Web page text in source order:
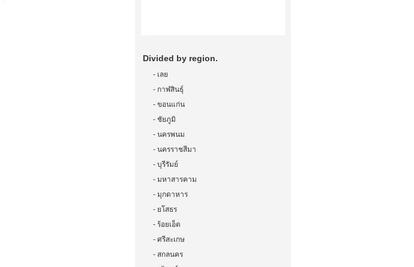
Divided by region.
- เลย
- กาฬสินธุ์
- ขอนแก่น
- ชัยภูมิ
- นครพนม
- นครราชสีมา
- บุรีรัมย์
- มหาสารคาม
- มุกดาหาร
- ยโสธร
- ร้อยเอ็ด
- ศรีสะเกษ
- สกลนคร